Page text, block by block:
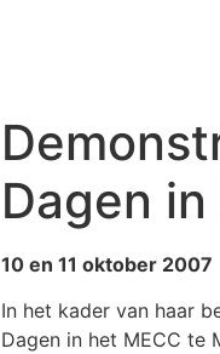
Dagen
10 en 11 oktober 2007
In het kader van haar
Dagen in het MECC te